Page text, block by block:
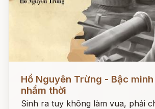
Đọc ngay
Hồ Nguyên Trừng - Bậc
nhầm thời
Sinh ra tuy không làm vua, phải